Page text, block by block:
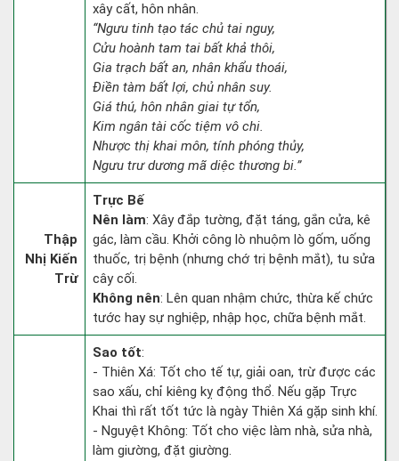
xây cất, hôn nhân.
“Ngưu tinh tạo tác chủ tai nguy,
Cửu hoành tam tai bất khả thôi,
Gia trạch bất an, nhân khẩu thoái,
Điền tàm bất lợi, chủ nhân suy.
Giá thú, hôn nhân giai tự tổn,
Kim ngân tài cốc tiệm vô chi.
Nhược thị khai môn, tính phóng thủy,
Ngưu trư dương mã diệc thương bi.”
Thập
Nhị Kiến
Trừ
Trực Bế
Nên làm: Xây đắp tường, đặt táng, gắn cửa, kê
gác, làm cầu. Khởi công lò nhuộm lò gốm, uống
thuốc, trị bệnh (nhưng chớ trị bệnh mắt), tu sửa
cây cối.
Không nên: Lên quan nhậm chức, thừa kế chức
tước hay sự nghiệp, nhập học, chữa bệnh mắt.
Sao tốt:
- Thiên Xá: Tốt cho tế tự, giải oan, trừ được các
sao xấu, chỉ kiêng kỵ động thổ. Nếu gặp Trực
Khai thì rất tốt tức là ngày Thiên Xá gặp sinh khí.
- Nguyệt Không: Tốt cho việc làm nhà, sửa nhà,
làm giường, đặt giường.